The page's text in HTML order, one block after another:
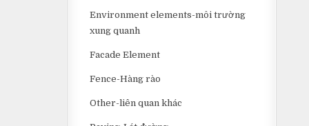
Environment elements-môi trường
xung quanh
Facade Element
Fence-Hàng rào
Other-liên quan khác